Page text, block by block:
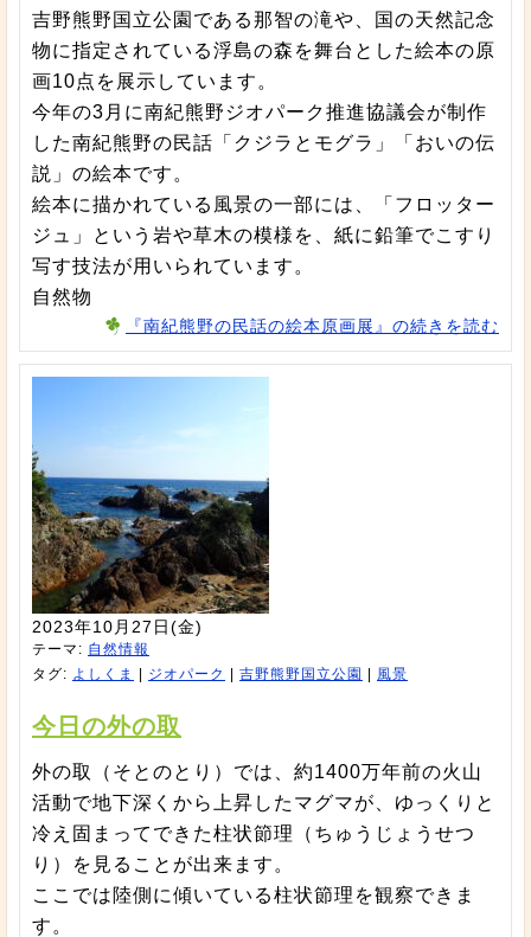
吉野熊野国立公園である那智の滝や、国の天然記念
物に指定されている浮島の森を舞台とした絵本の原
画10点を展示しています。
今年の3月に南紀熊野ジオパーク推進協議会が制作
した南紀熊野の民話「クジラとモグラ」「おいの伝
説」の絵本です。
絵本に描かれている風景の一部には、「フロッター
ジュ」という岩や草木の模様を、紙に鉛筆でこすり
写す技法が用いられています。
自然物
『南紀熊野の民話の絵本原画展』の続きを読む
2023年10月27日(金)
テーマ: 自然情報
タグ: よしくま ジオパーク 吉野熊野国立公園 風景
今日の外の取
外の取（そとのとり）では、約1400万年前の火山
活動で地下深くから上昇したマグマが、ゆっくりと
冷え固まってできた柱状節理（ちゅうじょうせつ
り）を見ることが出来ます。
ここでは陸側に傾いている柱状節理を観察できま
す。